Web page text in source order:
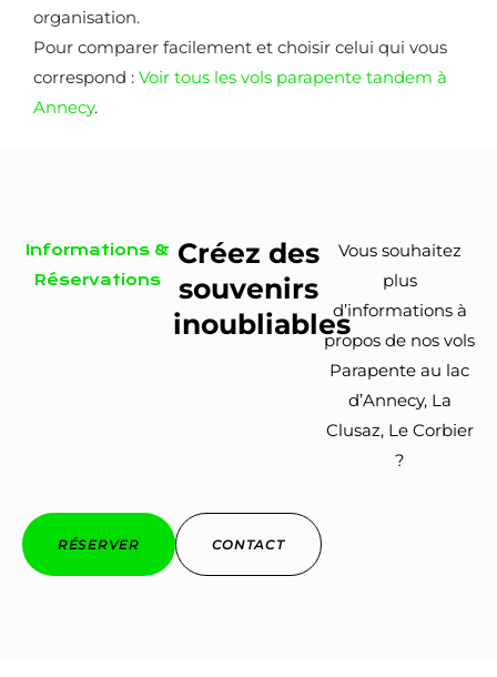
organisation.
Pour comparer facilement et choisir celui qui vous
correspond : Voir tous les vols parapente tandem à
Annecy.
Informations &
Réservations
Créez des
souvenirs
inoubliables
Vous souhaitez
plus
d’informations à
propos de nos vols
Parapente au lac
d’Annecy, La
Clusaz, Le Corbier
?
RÉSERVER CONTACT